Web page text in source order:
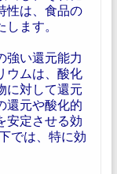
性は、食品の
ます。
強い還元能力
ウムは、酸化
に対して還元
還元や酸化的
安定させる効
では、特に効